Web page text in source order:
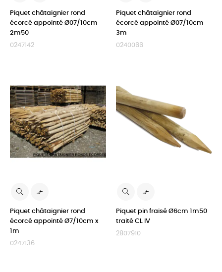
Piquet châtaignier rond
écorcé appointé Ø07/10cm
2m50
0247142
Piquet châtaignier rond
écorcé appointé Ø07/10cm
3m
0240066

Piquet châtaignier rond
écorcé appointé Ø7/10cm x
1m
0247136

Piquet pin fraisé Ø6cm 1m50
traité CL IV
2807910